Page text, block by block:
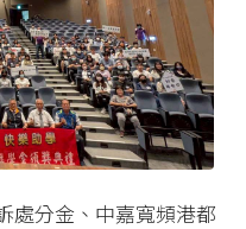
處分金、中嘉寬頻港都